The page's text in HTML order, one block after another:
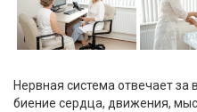
Нервная система отвечает за
биение сердца, движения,